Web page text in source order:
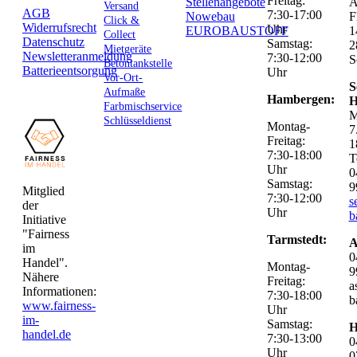
AGB
Widerrufsrecht
Datenschutz
Newsletteranmeldung
Batterieentsorgung
Mitglied
der
Initiative
"Fairness
im
Handel".
Nähere
Informationen:
www.fairness-
im-
handel.de
Versand
Click &
Collect
Mietgeräte
Betontankstelle
Vor-Ort-
Aufmaße
Farbmischservice
Schlüsseldienst
Nowebau
EUROBAUSTOFF
7:30-17:00
Uhr
Samstag:
7:30-12:00
Uhr
Hambergen:
Montag-
Freitag:
7:30-18:00
Uhr
Samstag:
7:30-12:00
Uhr
Tarmstedt:
Montag-
Freitag:
7:30-18:00
Uhr
Samstag:
7:30-13:00
Uhr